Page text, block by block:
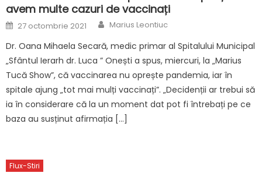
avem multe cazuri de vaccinați
Posted
on
27 octombrie 2021 Author
Marius Leontiuc
Dr. Oana Mihaela Secară, medic primar al Spitalului Municipal
„Sfântul Ierarh dr. Luca ” Onești a spus, miercuri, la „Marius
Tucă Show”, că vaccinarea nu oprește pandemia, iar în
spitale ajung „tot mai mulți vaccinați”. „Decidenții ar trebui să
ia în considerare că la un moment dat pot fi întrebați pe ce
baza au susținut afirmația […]
Flux-Stiri